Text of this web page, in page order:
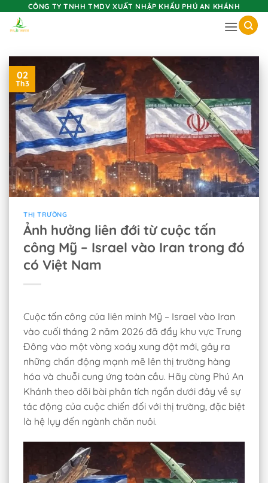
CÔNG TY TNHH TMDV XUẤT NHẬP KHẨU PHÚ AN KHÁNH
02
Th3
THỊ TRƯỜNG
Ảnh hưởng liên đới từ cuộc tấn
công Mỹ – Israel vào Iran trong đó
có Việt Nam
Cuộc tấn công của liên minh Mỹ – Israel vào Iran
vào cuối tháng 2 năm 2026 đã đẩy khu vực Trung
Đông vào một vòng xoáy xung đột mới, gây ra
những chấn động mạnh mẽ lên thị trường hàng
hóa và chuỗi cung ứng toàn cầu. Hãy cùng Phú An
Khánh theo dõi bài phân tích ngắn dưới đây về sự
tác động của cuộc chiến đối với thị trường, đặc biệt
là hệ lụy đến ngành chăn nuôi.